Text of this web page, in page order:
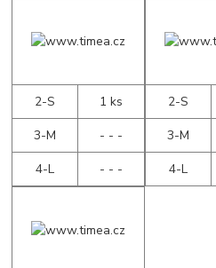
2-S
1 ks
3-M
- - -
4-L
- - -
2-S
3-M
4-L